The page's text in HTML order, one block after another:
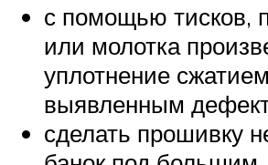
с помощью тисков,
или молотка
уплотнение
выявленным
сделать прошивку